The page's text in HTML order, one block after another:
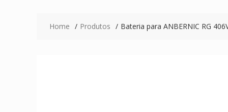
Home Produtos Bateria para ANBERNIC RG